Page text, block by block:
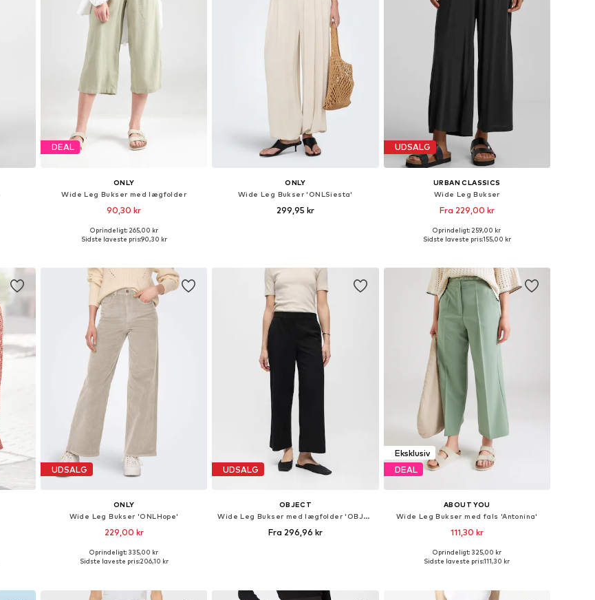
DEAL
ONLY
Wide Leg Bukser med lægfolder
90,30 kr
Tilgængelige størrelser: 34, 36, 38, 40, 42
Oprindeligt: 265,00 kr
Sidste laveste pris:90,30 kr
ONLY
Wide Leg Bukser 'ONLSiesta'
299,95 kr
UDSALG
URBAN CLASSICS
Wide Leg Bukser
Fra 229,00 kr
+5
Fås i mange størrelser
Oprindeligt: 259,00 kr
Sidste laveste pris:155,00 kr
UDSALG
ONLY
Wide Leg Bukser 'ONLHope'
229,00 kr
+3
Oprindeligt: 335,00 kr
Sidste laveste pris:206,10 kr
UDSALG
OBJECT
Wide Leg Bukser med lægfolder 'OBJLisa'
Fra 296,96 kr
Eksklusiv
DEAL
ABOUT YOU
Wide Leg Bukser med fals 'Antonina'
111,30 kr
Oprindeligt: 325,00 kr
Sidste laveste pris:111,30 kr